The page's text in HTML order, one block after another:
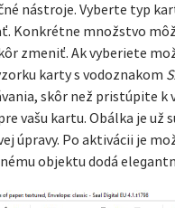
nástroje. Vyberte typ
Konkrétne množstvo
zmeniť. Ak vyberiete
karty s vodoznakom
skôr než pristúpite k
vašu kartu. Obálka je už
úpravy. Po aktivácii je
objektu dodá